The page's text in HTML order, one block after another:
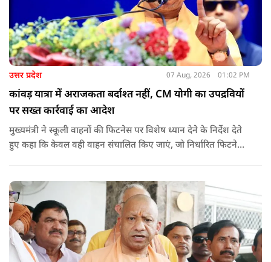
उत्तर प्रदेश 07 Aug, 2026 01:02 PM
कांवड़ यात्रा में अराजकता बर्दाश्त नहीं, CM योगी का उपद्रवियों
पर सख्त कार्रवाई का आदेश
मुख्यमंत्री ने स्कूली वाहनों की फिटनेस पर विशेष ध्यान देने के निर्देश देते
हुए कहा कि केवल वही वाहन संचालित किए जाएं, जो निर्धारित फिटनेस
ताकि विद्यार्थियों और आम नागरिकों की सुरक्षा सुनिश्चित की जा सके.